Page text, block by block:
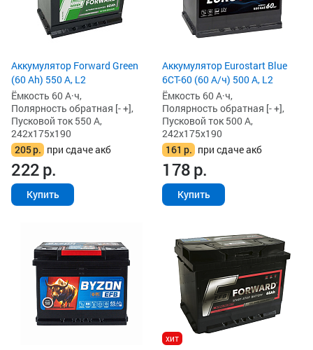
Аккумулятор Forward Green
(60 Ah) 550 А, L2
Ёмкость 60 А·ч,
Полярность обратная [- +],
Пусковой ток 550 А,
242x175x190
205р. при сдаче акб
222р.
Купить
Аккумулятор Eurostart Blue
6CT-60 (60 А/ч) 500 А, L2
Ёмкость 60 А·ч,
Полярность обратная [- +],
Пусковой ток 500 А,
242x175x190
161 р. при сдаче акб
178р.
Купить
хит